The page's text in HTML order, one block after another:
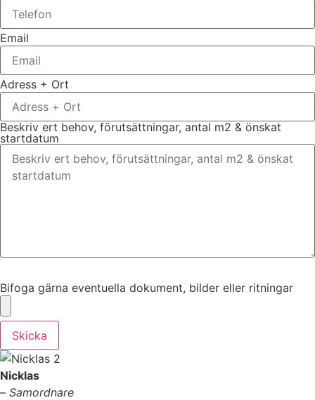
Email
Adress + Ort
Beskriv ert behov, förutsättningar, antal m2 & önskat
startdatum
Bifoga gärna eventuella dokument, bilder eller ritningar
Skicka
Nicklas
– Samordnare